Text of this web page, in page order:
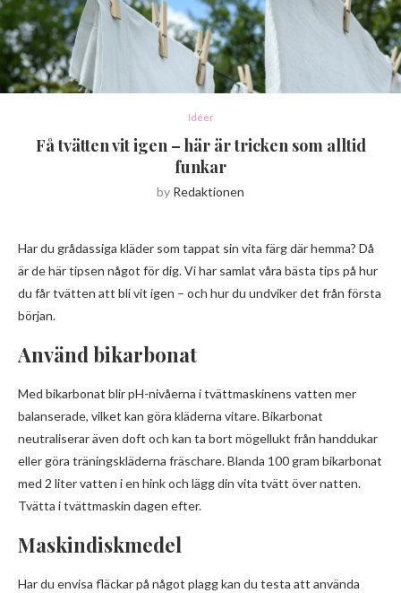
Idéer
Få tvätten vit igen – här är tricken som alltid
funkar
by Redaktionen
Har du grådassiga kläder som tappat sin vita färg där hemma? Då
är de här tipsen något för dig. Vi har samlat våra bästa tips på hur
du får tvätten att bli vit igen – och hur du undviker det från första
början.
Använd bikarbonat
Med bikarbonat blir pH-nivåerna i tvättmaskinens vatten mer
balanserade, vilket kan göra kläderna vitare. Bikarbonat
neutraliserar även doft och kan ta bort mögellukt från handdukar
eller göra träningskläderna fräschare. Blanda 100 gram bikarbonat
med 2 liter vatten i en hink och lägg din vita tvätt över natten.
Tvätta i tvättmaskin dagen efter.
Maskindiskmedel
Har du envisa fläckar på något plagg kan du testa att använda